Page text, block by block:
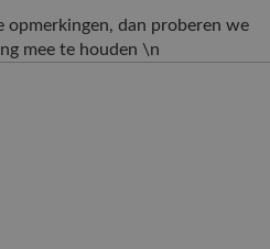
opmerkingen, dan proberen we
mee te houden \n